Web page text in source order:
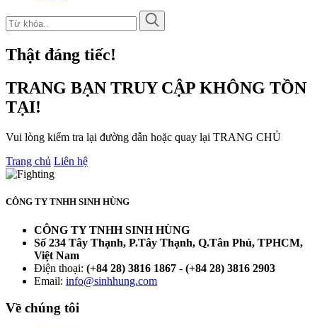
Thật đáng tiếc!
TRANG BẠN TRUY CẬP KHÔNG TỒN
TẠI!
Vui lòng kiểm tra lại đường dẫn hoặc quay lại TRANG CHỦ
Trang chủ Liên hệ
CÔNG TY TNHH SINH HÙNG
CÔNG TY TNHH SINH HÙNG
Số 234 Tây Thạnh, P.Tây Thạnh, Q.Tân Phú, TPHCM,
Việt Nam
Điện thoại: (+84 28) 3816 1867 - (+84 28) 3816 2903
Email: info@sinhhung.com
Về chúng tôi